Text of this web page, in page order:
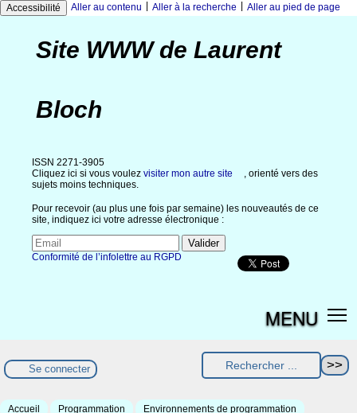
Accessibilité Aller au contenu Aller à la recherche Aller au pied de page
Site WWW de Laurent
Bloch
ISSN 2271-3905
Cliquez ici si vous voulez visiter mon autre site
, orienté vers des
sujets moins techniques.
Pour recevoir (au plus une fois par semaine) les nouveautés de ce
site, indiquez ici votre adresse électronique :
Conformité de l’infolettre au RGPD
MENU
Se connecter
Accueil Programmation Environnements de programmation